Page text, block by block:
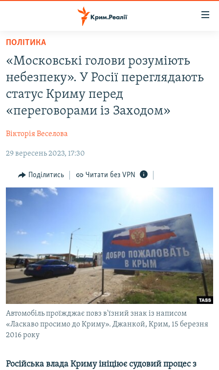
Перейти
основного
матеріалу
до
основної
Перейти
до
ВОДА.КРИМ
ВІДЕО ТА ФОТО
ПОГЛЯД
ІНТЕРВ'Ю
ВСЕ ЗА ДЕНЬ
СПЕЦПРОЕКТИ
ВІДЕОУРОКИ «ELIFBE»
СВІДЧЕННЯ ОКУПАЦІЇ
УКРАЇНСЬКА ПРОБЛЕМА КРИМУ
ІНФОГРАФІКА
Русский
Qırımtatar
ДОЛУЧАЙСЯ!
Усі сайти RFE/RL
ПОЛІТИКА
«Московські голови розуміють
небезпеку». У Росії переглядають
статус Криму перед
«переговорами із Заходом»
Вікторія Веселова
29 вересень 2023, 17:30
Поділитись Читати без VPN
Автомобіль проїжджає повз в'їзний знак із написом
«Ласкаво просимо до Криму». Джанкой, Крим, 15 березня
2016 року
Російська влада Криму ініціює судовий процес з